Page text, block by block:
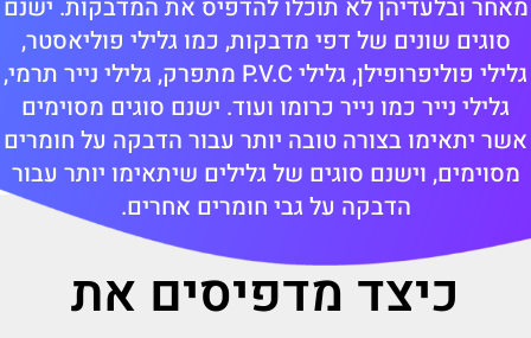
מאחר ובלעדיהן לא תוכלו להדפיס את המדבקות. ישנם
סוגים שונים של דפי מדבקות, כמו גלילי פוליאסטר,
גלילי פוליפרופילן, גלילי P.V.C מתפרק, גלילי נייר תרמי,
גלילי נייר כמו נייר כרומו ועוד. ישנם סוגים מסוימים
אשר יתאימו בצורה טובה יותר עבור הדבקה על חומרים
מסוימים, וישנם סוגים של גלילים שיתאימו יותר עבור
הדבקה על גבי חומרים אחרים.
כיצד מדפיסים את